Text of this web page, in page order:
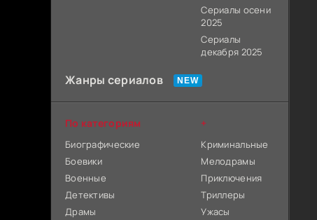
Сериалы осени
2025
Сериалы
декабря 2025
Жанры сериалов
По категориям
Биографические
Боевики
Военные
Детективы
Драмы
+
Криминальные
Мелодрамы
Приключения
Триллеры
Ужасы